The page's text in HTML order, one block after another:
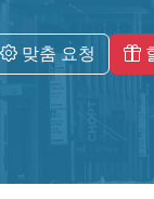
맞춤 요청